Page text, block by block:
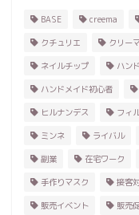
BASE creema
クチュリエ クリーマ
ネイルチップ ハン
ハンドメイド初心者
ヒルナンデス フィ
ミンネ ライバル
副業 在宅ワーク
手作りマスク 接客
販売イベント 販売